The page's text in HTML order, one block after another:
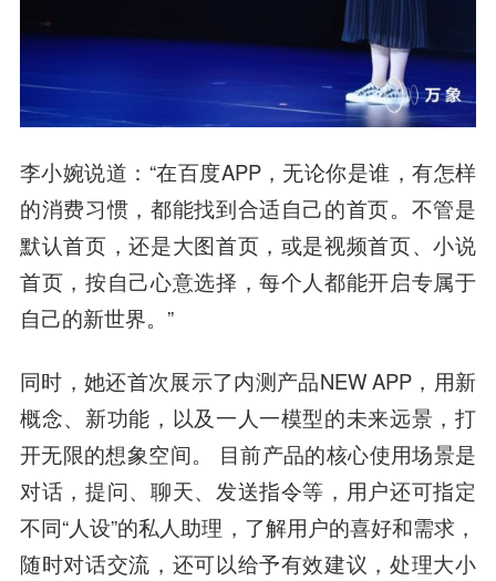
李小婉说道：“在百度APP，无论你是谁，有怎样
的消费习惯，都能找到合适自己的首页。不管是
默认首页，还是大图首页，或是视频首页、小说
首页，按自己心意选择，每个人都能开启专属于
自己的新世界。”
同时，她还首次展示了内测产品NEW APP，用新
概念、新功能，以及一人一模型的未来远景，打
开无限的想象空间。 目前产品的核心使用场景是
对话，提问、聊天、发送指令等，用户还可指定
不同“人设”的私人助理，了解用户的喜好和需求，
随时对话交流，还可以给予有效建议，处理大小